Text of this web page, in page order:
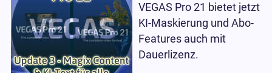
VEGAS Pro 21 bietet jetzt
KI-Maskierung und Abo-
Features auch mit
Dauerlizenz.